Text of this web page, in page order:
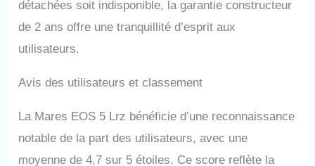
détachées soit indisponible, la garantie constructeur
de 2 ans offre une tranquillité d’esprit aux
utilisateurs.
Avis des utilisateurs et classement
La Mares EOS 5 Lrz bénéficie d’une reconnaissance
notable de la part des utilisateurs, avec une
moyenne de 4,7 sur 5 étoiles. Ce score reflète la